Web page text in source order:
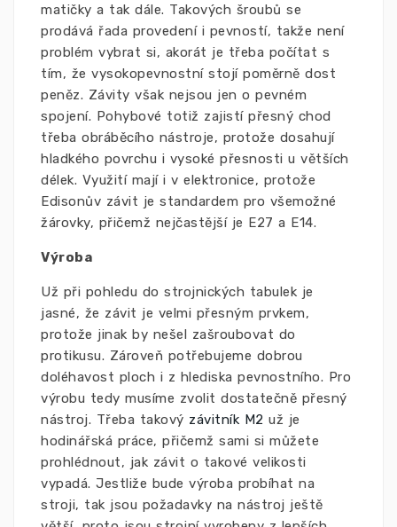
matičky a tak dále. Takových šroubů se
prodává řada provedení i pevností, takže není
problém vybrat si, akorát je třeba počítat s
tím, že vysokopevnostní stojí poměrně dost
peněz. Závity však nejsou jen o pevném
spojení. Pohybové totiž zajistí přesný chod
třeba obráběcího nástroje, protože dosahují
hladkého povrchu i vysoké přesnosti u větších
délek. Využití mají i v elektronice, protože
Edisonův závit je standardem pro všemožné
žárovky, přičemž nejčastější je E27 a E14.
Výroba
Už při pohledu do strojnických tabulek je
jasné, že závit je velmi přesným prvkem,
protože jinak by nešel zašroubovat do
protikusu. Zároveň potřebujeme dobrou
doléhavost ploch i z hlediska pevnostního. Pro
výrobu tedy musíme zvolit dostatečně přesný
nástroj. Třeba takový závitník M2 už je
hodinářská práce, přičemž sami si můžete
prohlédnout, jak závit o takové velikosti
vypadá. Jestliže bude výroba probíhat na
stroji, tak jsou požadavky na nástroj ještě